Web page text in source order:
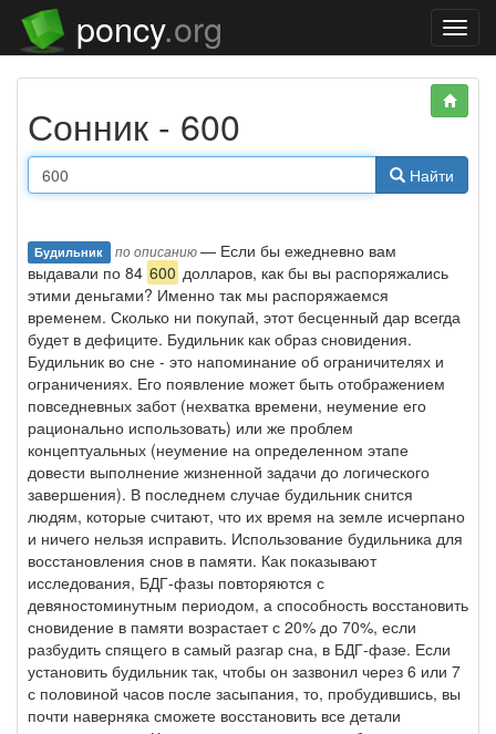
poncy.org
Сонник - 600
Найти
Будильник по описанию— Если бы ежедневно вам
выдавали по 84 600 долларов, как бы вы распоряжались
этими деньгами? Именно так мы распоряжаемся
временем. Сколько ни покупай, этот бесценный дар всегда
будет в дефиците. Будильник как образ сновидения.
Будильник во сне - это напоминание об ограничителях и
ограничениях. Его появление может быть отображением
повседневных забот (нехватка времени, неумение его
рационально использовать) или же проблем
концептуальных (неумение на определенном этапе
довести выполнение жизненной задачи до логического
завершения). В последнем случае будильник снится
людям, которые считают, что их время на земле исчерпано
и ничего нельзя исправить. Использование будильника для
восстановления снов в памяти. Как показывают
исследования, БДГ-фазы повторяются с
девяностоминутным периодом, а способность восстановить
сновидение в памяти возрастает с 20% до 70%, если
разбудить спящего в самый разгар сна, в БДГ-фазе. Если
установить будильник так, чтобы он зазвонил через 6 или 7
с половиной часов после засыпания, то, пробудившись, вы
почти наверняка сможете восстановить все детали